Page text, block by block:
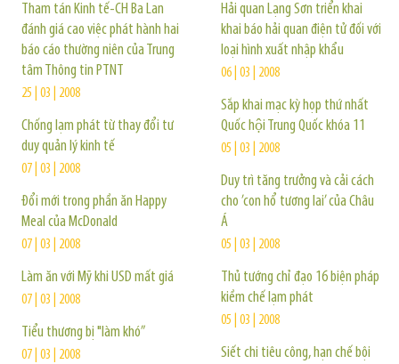
Tham tán Kinh tế-CH Ba Lan
đánh giá cao việc phát hành hai
báo cáo thường niên của Trung
tâm Thông tin PTNT
25 | 03 | 2008
Chống lạm phát từ thay đổi tư
duy quản lý kinh tế
07 | 03 | 2008
Đổi mới trong phần ăn Happy
Meal của McDonald
07 | 03 | 2008
Làm ăn với Mỹ khi USD mất giá
07 | 03 | 2008
Tiểu thương bị "làm khó”
07 | 03 | 2008
Hải quan Lạng Sơn triển khai
khai báo hải quan điện tử đối với
loại hình xuất nhập khẩu
06 | 03 | 2008
Sắp khai mạc kỳ họp thứ nhất
Quốc hội Trung Quốc khóa 11
05 | 03 | 2008
Duy trì tăng trưởng và cải cách
cho ’con hổ tương lai’ của Châu
Á
05 | 03 | 2008
Thủ tướng chỉ đạo 16 biện pháp
kiềm chế lạm phát
05 | 03 | 2008
Siết chi tiêu công, hạn chế bội